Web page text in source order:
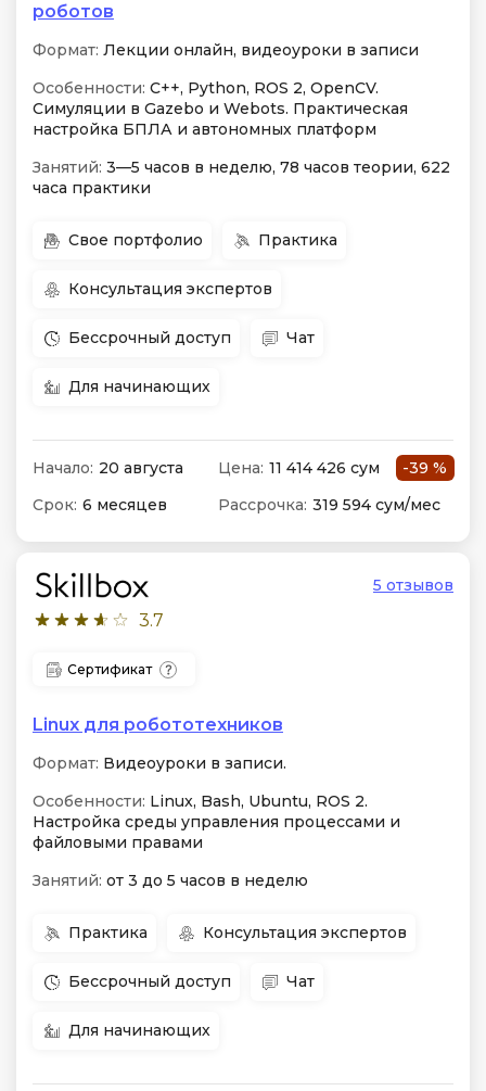
роботов
Формат: Лекции онлайн, видеоуроки в записи
Особенности: C++, Python, ROS 2, OpenCV.
Симуляции в Gazebo и Webots. Практическая
настройка БПЛА и автономных платформ
Занятий: 3—5 часов в неделю, 78 часов теории, 622
часа практики
Свое портфолио Практика
Консультация экспертов
Бессрочный доступ Чат
Для начинающих
Начало: 20 августа Цена: 11 414 426 сум
-39 %
Срок: 6 месяцев Рассрочка: 319 594 сум/мес
3.7
5 отзывов
Сертификат
Linux для робототехников
Формат: Видеоуроки в записи.
Особенности: Linux, Bash, Ubuntu, ROS 2.
Настройка среды управления процессами и
файловыми правами
Занятий: от 3 до 5 часов в неделю
Практика Консультация экспертов
Бессрочный доступ Чат
Для начинающих